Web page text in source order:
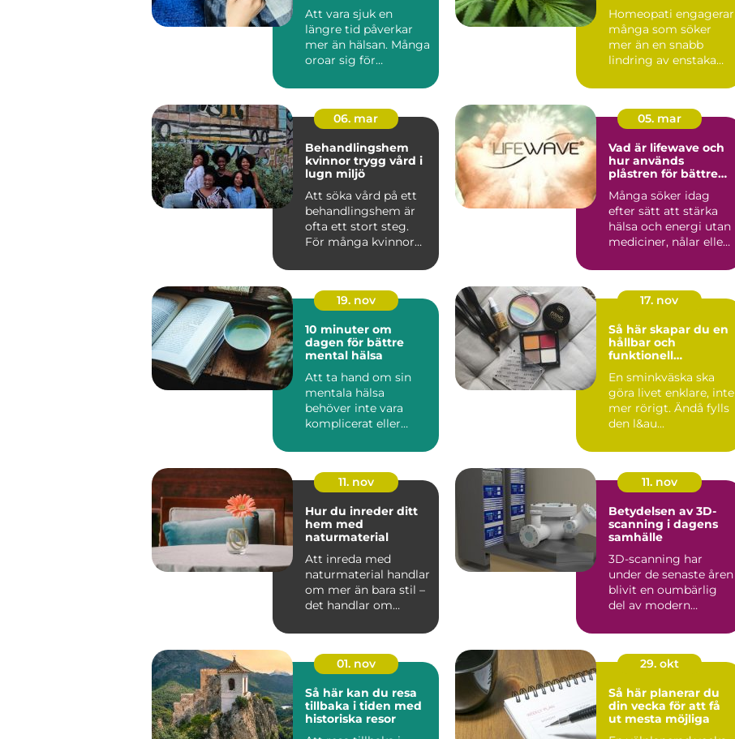
Att vara sjuk en
längre tid påverkar
mer än hälsan. Många
oroar sig för
och hur ...
Homeopati engagerar
många som söker
mer än en snabb
lindring av enstaka
finns fl...
06. mar
Behandlingshem
kvinnor trygg vård i
lugn miljö
Att söka vård på ett
behandlingshem är
ofta ett stort steg.
För många kvinnor
läm...
05. mar
Vad är lifewave och
hur används
plåstren för bättre
Många söker idag
efter sätt att stärka
hälsa och energi utan
mediciner, nålar eller
19. nov
10 minuter om
dagen för bättre
mental hälsa
Att ta hand om sin
mentala hälsa
behöver inte vara
komplicerat eller
17. nov
Så här skapar du en
hållbar och
funktionell
En sminkväska ska
göra livet enklare, inte
mer rörigt. Ändå fylls
den l&au...
11. nov
Hur du inreder ditt
hem med
naturmaterial
Att inreda med
naturmaterial handlar
om mer än bara stil –
det handlar om
11. nov
Betydelsen av 3D-
scanning i dagens
samhälle
3D-scanning har
under de senaste åren
blivit en oumbärlig
del av modern
01. nov
Så här kan du resa
tillbaka i tiden med
historiska resor
29. okt
Så här planerar du
din vecka för att få
ut mesta möjliga